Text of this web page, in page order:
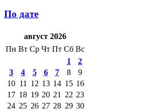
По дате
август 2026
Пн Вт Ср Чт Пт Сб Вс
1
2
3
4 5 6 7 8
9
10 11 12 13 14 15 16
17 18 19 20 21 22 23
24 25 26 27 28 29 30